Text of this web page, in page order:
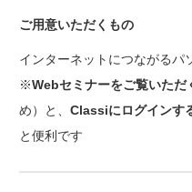
ご用意いただくもの
インターネットにつながるパ
※Webセミナーをご覧いただ
め）と、 Classiにログインす
と便利です